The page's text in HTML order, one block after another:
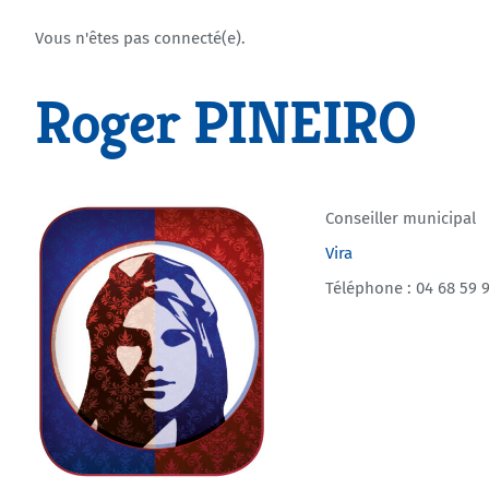
Vous n'êtes pas connecté(e).
Roger PINEIRO
Conseiller municipal
Vira
Téléphone : 04 68 59